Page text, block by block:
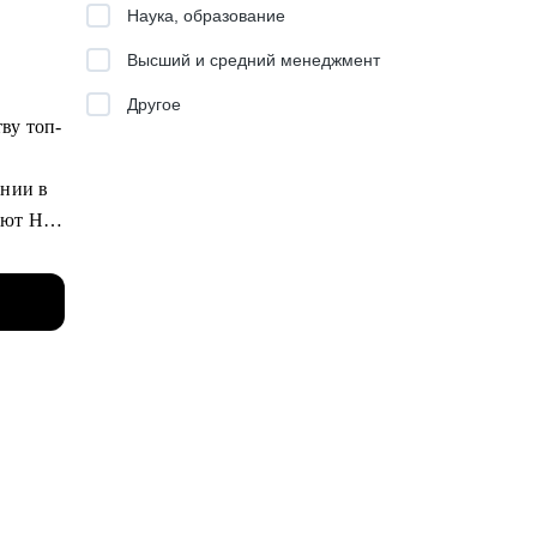
топ-
в
HR
Наука, образование
Высший и средний менеджмент
Другое